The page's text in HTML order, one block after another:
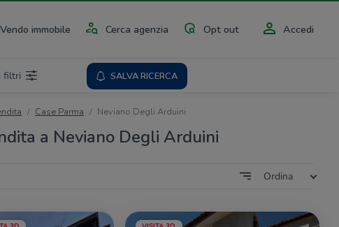
Vendo immobile Cerca agenzia Opt out Accedi
filtri SALVA RICERCA
Case Parma Neviano Degli Arduini
a Neviano Degli Arduini
Ordina